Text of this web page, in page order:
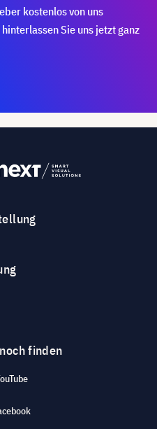
kostenlos von uns
Sie uns jetzt ganz
finden